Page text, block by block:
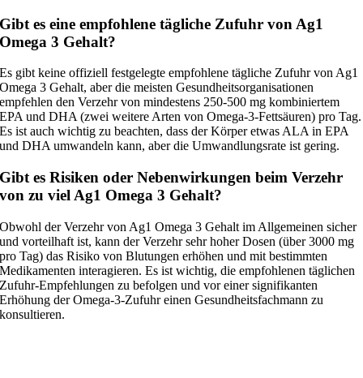
Gibt es eine empfohlene tägliche Zufuhr von Ag1
Omega 3 Gehalt?
Es gibt keine offiziell festgelegte empfohlene tägliche Zufuhr von Ag1
Omega 3 Gehalt, aber die meisten Gesundheitsorganisationen
empfehlen den Verzehr von mindestens 250-500 mg kombiniertem
EPA und DHA (zwei weitere Arten von Omega-3-Fettsäuren) pro Tag.
Es ist auch wichtig zu beachten, dass der Körper etwas ALA in EPA
und DHA umwandeln kann, aber die Umwandlungsrate ist gering.
Gibt es Risiken oder Nebenwirkungen beim Verzehr
von zu viel Ag1 Omega 3 Gehalt?
Obwohl der Verzehr von Ag1 Omega 3 Gehalt im Allgemeinen sicher
und vorteilhaft ist, kann der Verzehr sehr hoher Dosen (über 3000 mg
pro Tag) das Risiko von Blutungen erhöhen und mit bestimmten
Medikamenten interagieren. Es ist wichtig, die empfohlenen täglichen
Zufuhr-Empfehlungen zu befolgen und vor einer signifikanten
Erhöhung der Omega-3-Zufuhr einen Gesundheitsfachmann zu
konsultieren.